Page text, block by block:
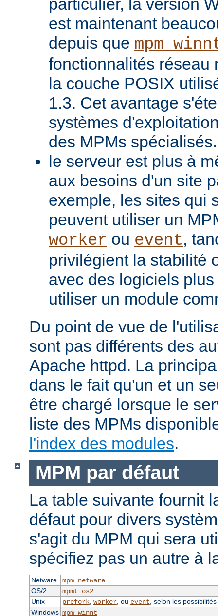
particulier, la version
est maintenant
depuis que
fonctionnalités réseau
la couche POSIX
1.3. Cet avantage
systèmes
des MPMs spécialisés.
le serveur est plus à
aux besoins d'un site
exemple, les sites qui
peuvent utiliser un
worker ou event,
privilégient la stabilité
avec des logiciels
utiliser un module
Du point de vue de
sont pas différents des
Apache httpd. La
dans le fait qu'un et un
être chargé lorsque le
liste des MPMs
l'index des modules.
MPM par défaut
La table suivante fournit
défaut pour divers
s'agit du MPM qui sera
spécifiez pas un autre à
Netware
mpm_netware
OS/2
mpmt_os2
Unix
prefork, worker, ou event , selon les
Windows mpm_winnt